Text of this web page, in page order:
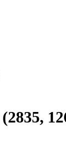
(2835,